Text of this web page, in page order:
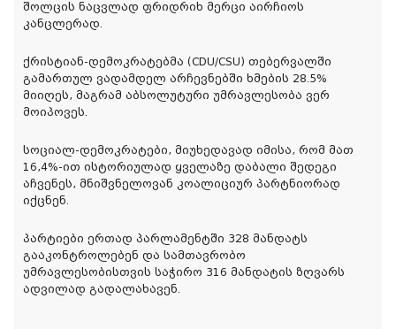
შოლცის ნაცვლად ფრიდრიხ მერცი აირჩიოს
კანცლერად.
ქრისტიან-დემოკრატებმა (CDU/CSU) თებერვალში
გამართულ ვადამდელ არჩევნებში ხმების 28.5%
მიიღეს, მაგრამ აბსოლუტური უმრავლესობა ვერ
მოიპოვეს.
სოციალ-დემოკრატები, მიუხედავად იმისა, რომ მათ
16,4%-ით ისტორიულად ყველაზე დაბალი შედეგი
აჩვენეს, მნიშვნელოვან კოალიციურ პარტნიორად
იქცნენ.
პარტიები ერთად პარლამენტში 328 მანდატს
გააკონტროლებენ და სამთავრობო
უმრავლესობისთვის საჭირო 316 მანდატის ზღვარს
ადვილად გადალახავენ.